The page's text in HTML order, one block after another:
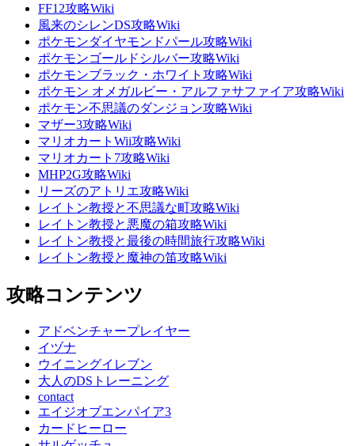
FF12攻略Wiki
風来のシレンDS攻略Wiki
ポケモンダイヤモンドパール攻略Wiki
ポケモンゴールドシルバー攻略Wiki
ポケモンブラック・ホワイト攻略Wiki
ポケモン オメガルビー・アルファサファイア攻略Wiki
ポケモン不思議のダンジョン攻略Wiki
マザー3攻略Wiki
マリオカートWii攻略Wiki
マリオカート7攻略Wiki
MHP2G攻略Wiki
リーズのアトリエ攻略Wiki
レイトン教授と不思議な町攻略Wiki
レイトン教授と悪魔の箱攻略Wiki
レイトン教授と最後の時間旅行攻略Wiki
レイトン教授と魔神の笛攻略Wiki
攻略コンテンツ
アドベンチャープレイヤー
イヅナ
ウイニングイレブン
大人のDSトレーニング
contact
エイジオブエンパイア3
カードヒーロー